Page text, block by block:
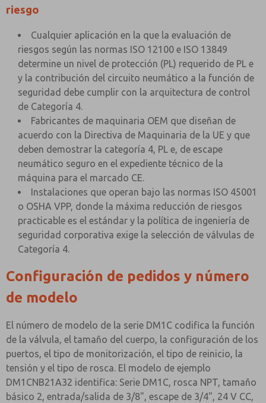
riesgo
Cualquier aplicación en la que la evaluación de
riesgos según las normas ISO 12100 e ISO 13849
determine un nivel de protección (PL) requerido de PL e
y la contribución del circuito neumático a la función de
seguridad debe cumplir con la arquitectura de control
de Categoría 4.
Fabricantes de maquinaria OEM que diseñan de
acuerdo con la Directiva de Maquinaria de la UE y que
deben demostrar la categoría 4, PL e, de escape
neumático seguro en el expediente técnico de la
máquina para el marcado CE.
Instalaciones que operan bajo las normas ISO 45001
o OSHA VPP, donde la máxima reducción de riesgos
practicable es el estándar y la política de ingeniería de
seguridad corporativa exige la selección de válvulas de
Categoría 4.
Configuración de pedidos y número
de modelo
El número de modelo de la serie DM1C codifica la función
de la válvula, el tamaño del cuerpo, la configuración de los
puertos, el tipo de monitorización, el tipo de reinicio, la
tensión y el tipo de rosca. El modelo de ejemplo
DM1CNB21A32 identifica: Serie DM1C, rosca NPT, tamaño
básico 2, entrada/salida de 3/8", escape de 3/4", 24 V CC,